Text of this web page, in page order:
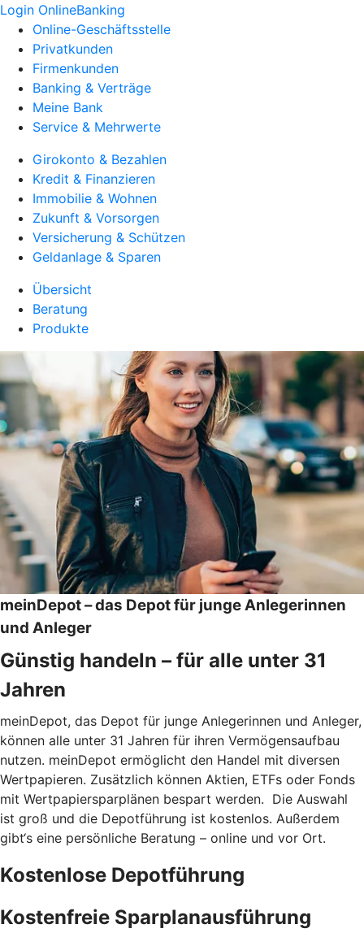
Login OnlineBanking
Online-Geschäftsstelle
Privatkunden
Firmenkunden
Banking & Verträge
Meine Bank
Service & Mehrwerte
Girokonto & Bezahlen
Kredit & Finanzieren
Immobilie & Wohnen
Zukunft & Vorsorgen
Versicherung & Schützen
Geldanlage & Sparen
Übersicht
Beratung
Produkte
meinDepot – das Depot für junge Anlegerinnen
und Anleger
Günstig handeln – für alle unter 31
Jahren
meinDepot, das Depot für junge Anlegerinnen und Anleger,
können alle unter 31 Jahren für ihren Vermögensaufbau
nutzen. meinDepot ermöglicht den Handel mit diversen
Wertpapieren. Zusätzlich können Aktien, ETFs oder Fonds
mit Wertpapiersparplänen bespart werden. Die Auswahl
ist groß und die Depotführung ist kostenlos. Außerdem
gibt‘s eine persönliche Beratung – online und vor Ort.
Kostenlose Depotführung
Kostenfreie Sparplanausführung